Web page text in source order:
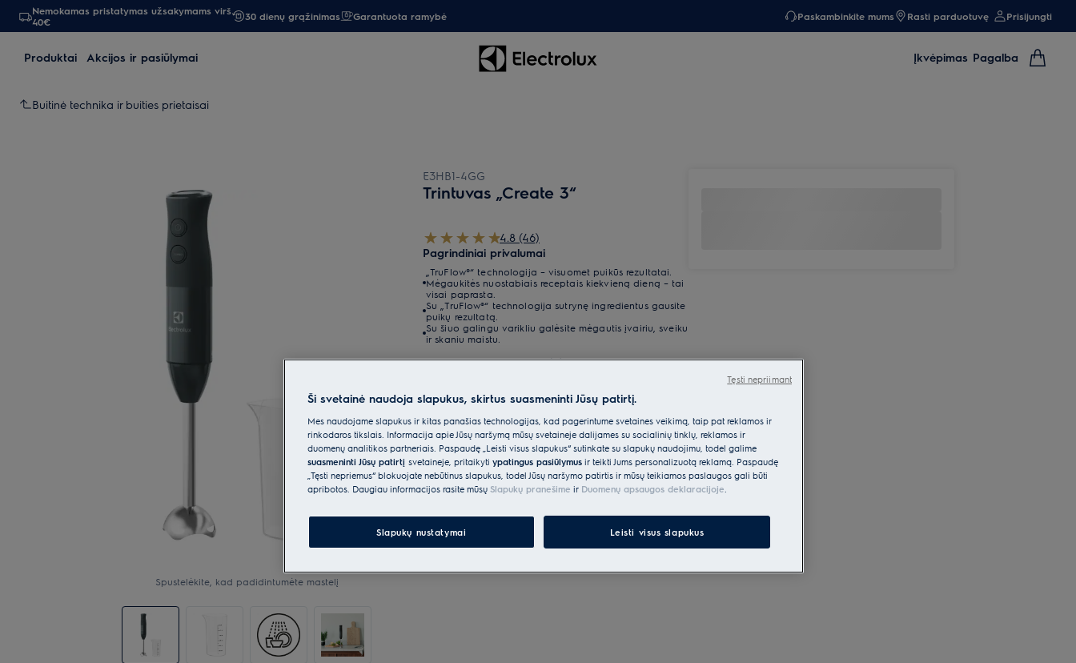
Nemokamas pristatymas užsakymams virš
40€
30 dienų grąžinimas Garantuota ramybė Paskambinkite mums Rasti parduotuvę Prisijungti
Produktai Akcijos ir pasiūlymai Įkvėpimas Pagalba
Buitinė technika ir buities prietaisai
Spustelėkite, kad padidintumėte mastelį
E3HB1-4GG
Trintuvas „Create 3“
4.8 (46)
Pagrindiniai privalumai
„TruFlow®“ technologija – visuomet puikūs rezultatai.
Mėgaukitės nuostabiais receptais kiekvieną dieną – tai
visai paprasta.
Su „TruFlow®“ technologija sutrynę ingredientus gausite
puikų rezultatą.
Su šiuo galingu varikliu galėsite mėgautis įvairiu, sveiku
ir skaniu maistu.
lengvesnis
Siuntos pristatymas €15 Nemokamas
Likite ramūs, mes viskuo
pasirūpinsime
Nemokamas
Ši svetainė naudoja slapukus, skirtus suasmeninti Jūsų patirtį.
Mes naudojame slapukus ir kitas panašias technologijas, kad pagerintume svetainės veikimą, taip pat reklamos ir
rinkodaros tikslais. Informacija apie Jūsų naršymą mūsų svetainėje dalijamės su socialinių tinklų, reklamos ir
duomenų analitikos partneriais. Paspaudę „Leisti visus slapukus“ sutinkate su slapukų naudojimu, todėl galime
suasmeninti Jūsų patirtį svetainėje, pritaikyti ypatingus pasiūlymus ir teikti Jums personalizuotą reklamą. Paspaudę
„Tęsti nepriėmus“ blokuojate nebūtinus slapukus, todėl Jūsų naršymo patirtis ir mūsų teikiamos paslaugos gali būti
apribotos. Daugiau informacijos rasite mūsų Slapukų pranešime ir Duomenų apsaugos deklaracijoje.
Slapukų nustatymai Leisti visus slapukus
Tęsti nepriimant